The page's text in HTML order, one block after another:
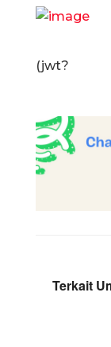
(jwt?
Terkait